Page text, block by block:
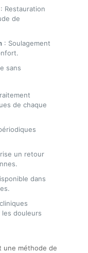
Restauration
de
: Soulagement
sans
de chaque
un retour
dans
douleurs
une méthode de